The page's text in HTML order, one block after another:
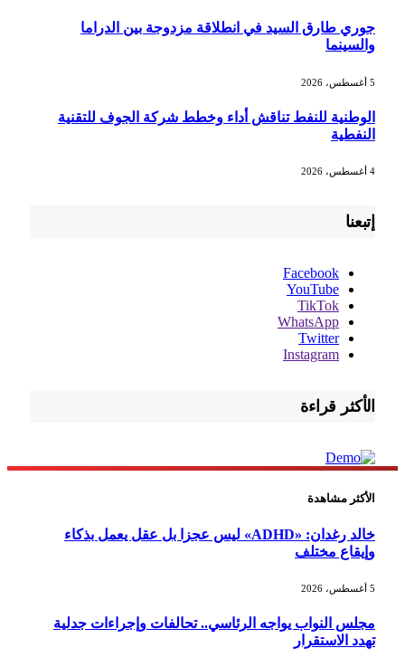
جوري طارق السيد في انطلاقة مزدوجة بين الدراما
والسينما
الوطنية للنفط تناقش أداء وخطط شركة الجوف للتقنية
النفطية
إتبعنا
Facebook
YouTube
TikTok
WhatsApp
Twitter
Instagram
الأكثر قراءة
الأكثر مشاهدة
خالد رغدان: «ADHD» ليس عجزا بل عقل يعمل بذكاء
وإيقاع مختلف
مجلس النواب يواجه الرئاسي.. تحالفات وإجراءات جدلية
تهدد الاستقرار